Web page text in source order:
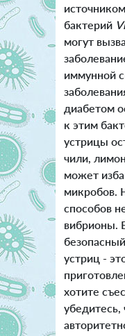
бактерий
могут
иммунной
диабетом
к этим
устрицы
чили,
может
микробов.
способов
вибрионы.
устриц -
хотите
убедитесь,